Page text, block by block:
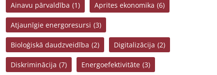
Ainavu pārvaldība (1) Aprites ekonomika (6)
Atjaunīgie energoresursi (3)
Bioloģiskā daudzveidība (2) Digitalizācija (2)
Diskriminācija (7) Energoefektivitāte (3)